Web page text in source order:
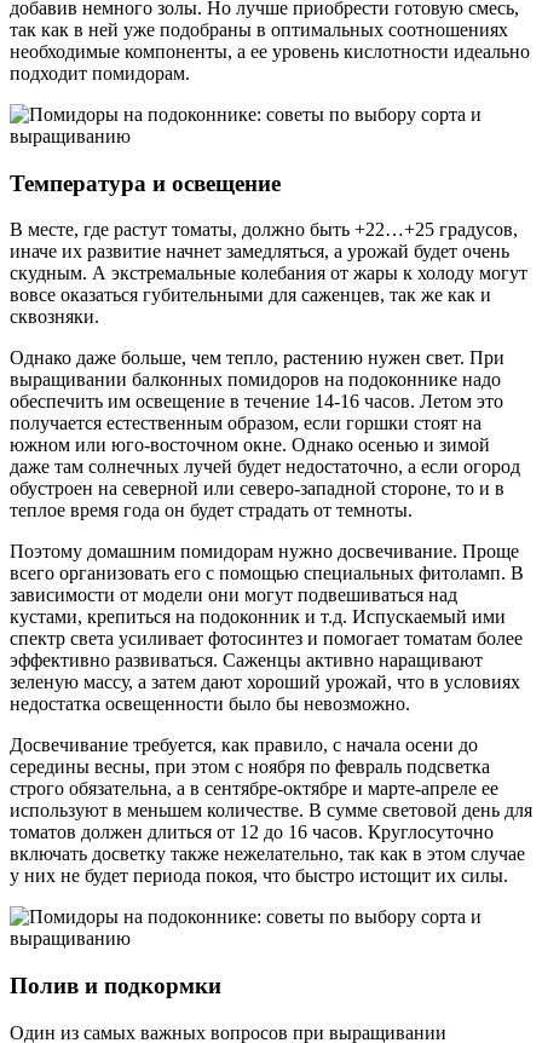
добавив немного золы. Но лучше приобрести готовую смесь,
так как в ней уже подобраны в оптимальных соотношениях
необходимые компоненты, а ее уровень кислотности идеально
подходит помидорам.
Температура и освещение
В месте, где растут томаты, должно быть +22…+25 градусов,
иначе их развитие начнет замедляться, а урожай будет очень
скудным. А экстремальные колебания от жары к холоду могут
вовсе оказаться губительными для саженцев, так же как и
сквозняки.
Однако даже больше, чем тепло, растению нужен свет. При
выращивании балконных помидоров на подоконнике надо
обеспечить им освещение в течение 14-16 часов. Летом это
получается естественным образом, если горшки стоят на
южном или юго-восточном окне. Однако осенью и зимой
даже там солнечных лучей будет недостаточно, а если огород
обустроен на северной или северо-западной стороне, то и в
теплое время года он будет страдать от темноты.
Поэтому домашним помидорам нужно досвечивание. Проще
всего организовать его с помощью специальных фитоламп. В
зависимости от модели они могут подвешиваться над
кустами, крепиться на подоконник и т.д. Испускаемый ими
спектр света усиливает фотосинтез и помогает томатам более
эффективно развиваться. Саженцы активно наращивают
зеленую массу, а затем дают хороший урожай, что в условиях
недостатка освещенности было бы невозможно.
Досвечивание требуется, как правило, с начала осени до
середины весны, при этом с ноября по февраль подсветка
строго обязательна, а в сентябре-октябре и марте-апреле ее
используют в меньшем количестве. В сумме световой день для
томатов должен длиться от 12 до 16 часов. Круглосуточно
включать досветку также нежелательно, так как в этом случае
у них не будет периода покоя, что быстро истощит их силы.
Полив и подкормки
Один из самых важных вопросов при выращивании